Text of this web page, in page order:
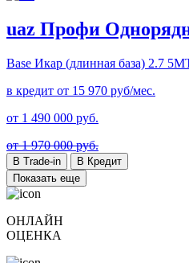
uaz Профи
Base Икар (длинная база) 2.7
в кредит от 15 970 руб/мес.
от 1 490 000 руб.
от 1 970 000 руб.
В Trade-in
В Кредит
Показать еще
ОНЛАЙН
ОЦЕНКА